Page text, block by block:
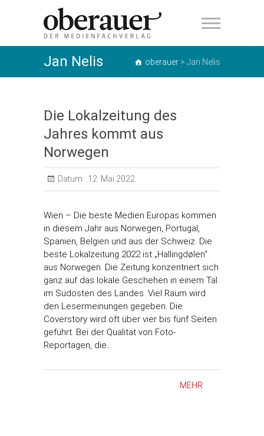
oberauer
Jan Nelis oberauer > Jan Nelis
Die Lokalzeitung des
Jahres kommt aus
Norwegen
Datum : 12. Mai 2022
Wien – Die beste Medien Europas kommen
in diesem Jahr aus Norwegen, Portugal,
Spanien, Belgien und aus der Schweiz. Die
beste Lokalzeitung 2022 ist „Hallingdølen“
aus Norwegen. Die Zeitung konzentriert sich
ganz auf das lokale Geschehen in einem Tal
im Südosten des Landes. Viel Raum wird
den Lesermeinungen gegeben. Die
Coverstory wird oft über vier bis fünf Seiten
geführt. Bei der Qualität von Foto-
Reportagen, die…
MEHR